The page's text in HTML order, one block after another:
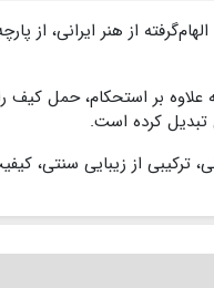
از هنر ایرانی،
علاوه بر استحکام، حمل
تبدیل کرده است.
ترکیبی از زیبایی سنتی،